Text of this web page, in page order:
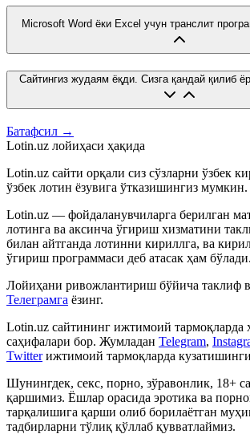
Microsoft Word ёки Excel учун транслит
Сайтингиз жудаям ёқди. Сизга қандай қилиб
Батафсил →
Lotin.uz лойиҳаси ҳақида
Lotin.uz сайти орқали сиз сўзларни ўзбек
ўзбек лотин ёзувига ўтказишингиз мумкин.
Lotin.uz — фойдаланувчиларга берилган
лотинга ва аксинча ўгириш хизматини
билан айтганда лотинни кириллга, ва
ўгириш программаси деб атасак ҳам бўлади.
Лойиҳани ривожлантириш бўйича таклиф
Телеграмга ёзинг.
Lotin.uz сайтининг ижтимоий тармоқларда
саҳифалари бор. Жумладан Telegram,
Twitter ижтимоий тармоқларда
Шунингдек, секс, порно, зўравонлик, 18+
қаршимиз. Ёшлар орасида эротика ва
тарқалишига қарши олиб борилаётган
тадбирларни тўлиқ қўллаб қувватлаймиз.